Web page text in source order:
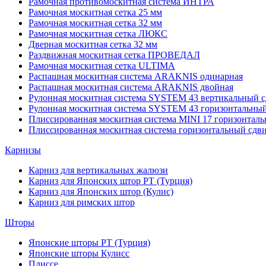
Рамочная москитная сетка 25 мм
Рамочная москитная сетка 32 мм
Рамочная москитная сетка ЛЮКС
Дверная москитная сетка 32 мм
Раздвижная москитная сетка ПРОВЕДАЛ
Рамочная москитная сетка ULTIMA
Распашная москитная система ARAKNIS одинарная
Распашная москитная система ARAKNIS двойная
Рулонная москитная система SYSTEM 43 вертикальный
Рулонная москитная система SYSTEM 43
Плиссированная москитная система MINI 17
Плиссированная москитная система горизонтальный
Карнизы
Карниз для вертикальных жалюзи
Карниз для Японских штор РТ (Турция)
Карниз для Японских штор (Кулис)
Карниз для римских штор
Шторы
Японские шторы РТ (Турция)
Японские шторы Кулисс
Плиссе